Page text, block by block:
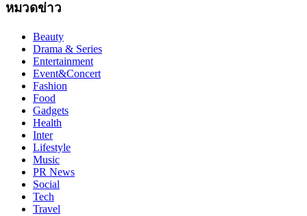
หมวดข่าว
Beauty
Drama & Series
Entertainment
Event&Concert
Fashion
Food
Gadgets
Health
Inter
Lifestyle
Music
PR News
Social
Tech
Travel